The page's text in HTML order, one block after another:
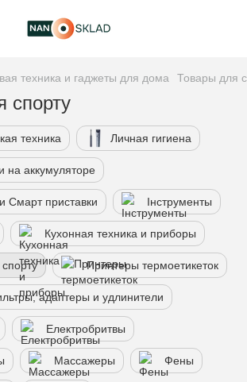
техника и гаджеты для дома Товары для
спорту
техника Личная гигиена
на аккумуляторе
Смарт приставки Інструменты
Кухонная техника и приборы
Принтеры термоетикеток
адаптеры и удлинители
Електробритвы
Массажеры Фены